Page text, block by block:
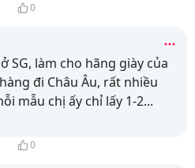
0
SG, làm cho hãng giày của
đi Châu Âu, rất nhiều
mẫu chị ấy chỉ lấy 1-2...
0